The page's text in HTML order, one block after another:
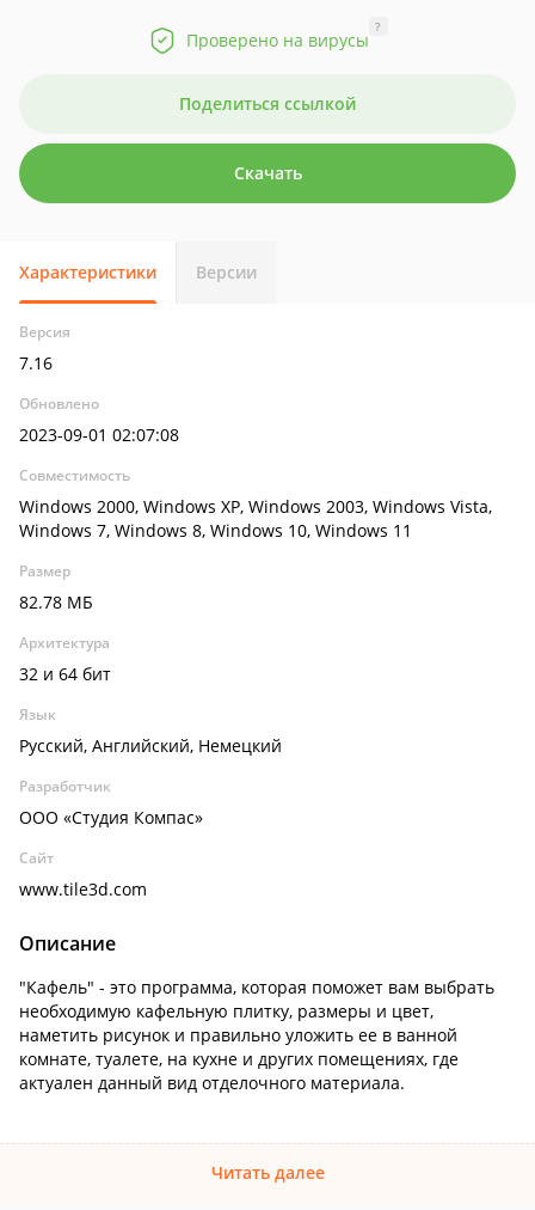
Проверено на вирусы
?
Поделиться ссылкой
Скачать
Характеристики Версии
Версия
7.16
Обновлено
2023-09-01 02:07:08
Совместимость
Windows 2000, Windows XP, Windows 2003, Windows Vista,
Windows 7, Windows 8, Windows 10, Windows 11
Размер
82.78 МБ
Архитектура
32 и 64 бит
Язык
Русский, Английский, Немецкий
Разработчик
ООО «Студия Компас»
Сайт
www.tile3d.com
Описание
"Кафель" - это программа, которая поможет вам выбрать
необходимую кафельную плитку, размеры и цвет,
наметить рисунок и правильно уложить ее в ванной
комнате, туалете, на кухне и других помещениях, где
актуален данный вид отделочного материала.
Читать далее